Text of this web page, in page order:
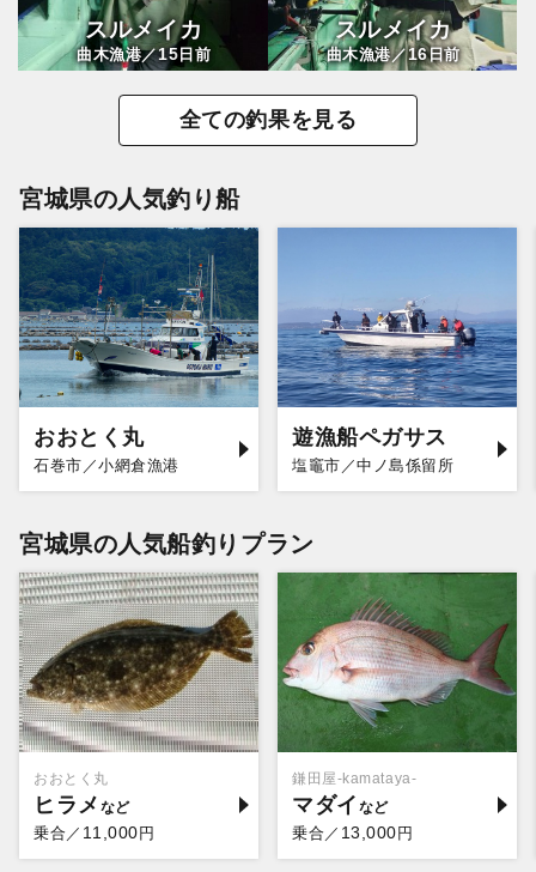
スルメイカ
曲木漁港／15日前
スルメイカ
曲木漁港／16日前
全ての釣果を見る
宮城県の人気釣り船
おおとく丸
石巻市／小網倉漁港
遊漁船ペガサス
塩竈市／中ノ島係留所
宮城県の人気船釣りプラン
おおとく丸
ヒラメ
乗合／ 11,000円
鎌田屋-kamataya-
マダイ
乗合／ 13,000円